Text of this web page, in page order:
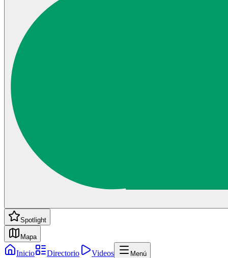
Spotlight
Mapa
Inicio Directorio Videos Menú